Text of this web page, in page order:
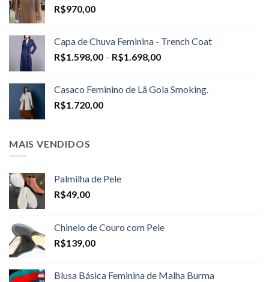
R$970,00
Capa de Chuva Feminina - Trench Coat
R$1.598,00 – R$1.698,00Price
through
Casaco Feminino de Lã Gola Smoking.
R$1.720,00
MAIS VENDIDOS
Palmilha de Pele
R$49,00
Chinelo de Couro com Pele
R$139,00
Blusa Básica Feminina de Malha Burma